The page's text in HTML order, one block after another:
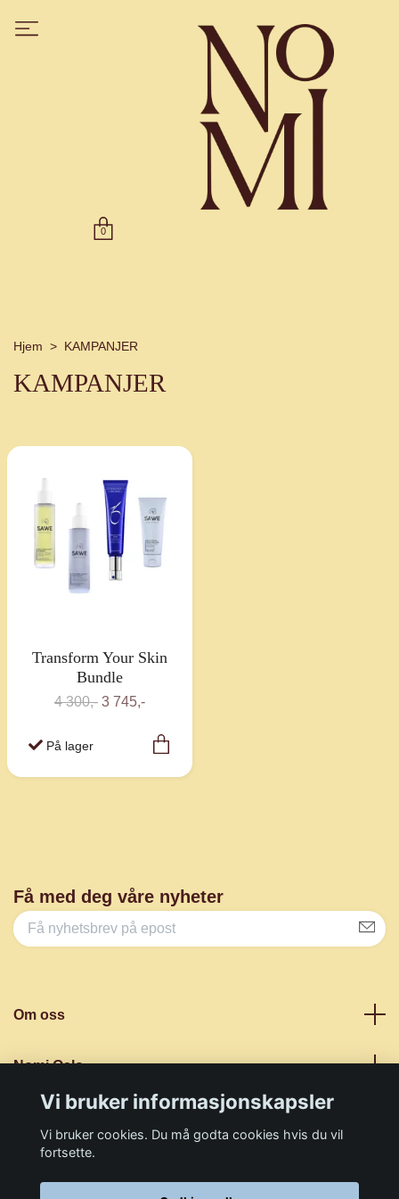
0
Hjem KAMPANJER
KAMPANJER
Transform Your Skin
Bundle
4 300,- 3 745,-
På lager
Få med deg våre nyheter
Om oss
Nomi Oslo
Vi bruker informasjonskapsler
Vi bruker cookies. Du må godta cookies hvis du vil
fortsette.